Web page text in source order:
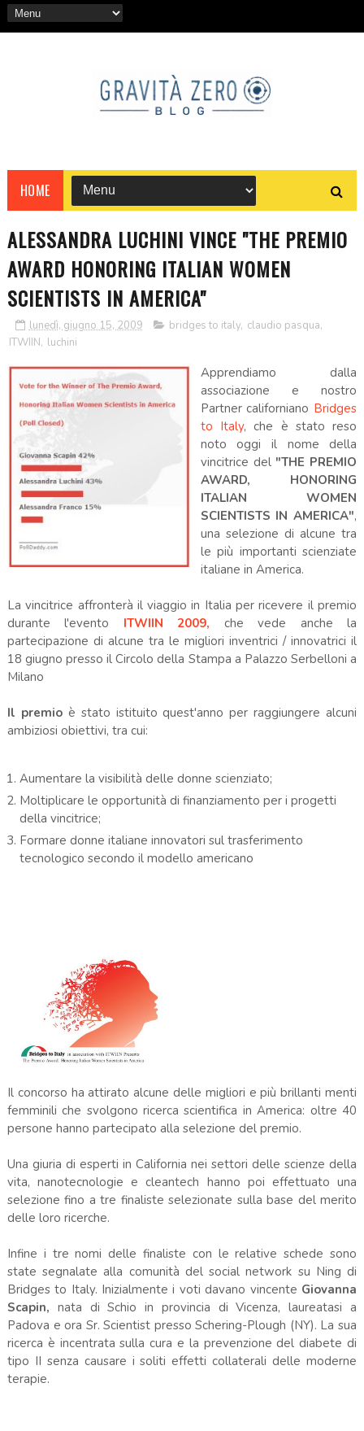
HOME
ALESSANDRA LUCHINI VINCE "THE PREMIO
AWARD HONORING ITALIAN WOMEN
SCIENTISTS IN AMERICA"
lunedì, giugno 15, 2009 bridges to italy, claudio pasqua,
ITWIIN, luchini
Apprendiamo dalla
associazione e nostro
Partner californiano Bridges
to Italy, che è stato reso
noto oggi il nome della
vincitrice del "THE PREMIO
AWARD, HONORING
ITALIAN WOMEN
SCIENTISTS IN AMERICA",
una selezione di alcune tra
le più importanti scienziate
italiane in America.
La vincitrice affronterà il viaggio in Italia per ricevere il premio
durante l'evento ITWIIN 2009, che vede anche la
partecipazione di alcune tra le migliori inventrici / innovatrici il
18 giugno presso il Circolo della Stampa a Palazzo Serbelloni a
Milano
Il premio è stato istituito quest'anno per raggiungere alcuni
ambiziosi obiettivi, tra cui:
Aumentare la visibilità delle donne scienziato;
Moltiplicare le opportunità di finanziamento per i progetti
della vincitrice;
Formare donne italiane innovatori sul trasferimento
tecnologico secondo il modello americano
Il concorso ha attirato alcune delle migliori e più brillanti menti
femminili che svolgono ricerca scientifica in America: oltre 40
persone hanno partecipato alla selezione del premio.
Una giuria di esperti in California nei settori delle scienze della
vita, nanotecnologie e cleantech hanno poi effettuato una
selezione fino a tre finaliste selezionate sulla base del merito
delle loro ricerche.
Infine i tre nomi delle finaliste con le relative schede sono
state segnalate alla comunità del social network su Ning di
Bridges to Italy. Inizialmente i voti davano vincente Giovanna
Scapin, nata di Schio in provincia di Vicenza, laureatasi a
Padova e ora Sr. Scientist presso Schering-Plough (NY). La sua
ricerca è incentrata sulla cura e la prevenzione del diabete di
tipo II senza causare i soliti effetti collaterali delle moderne
terapie.